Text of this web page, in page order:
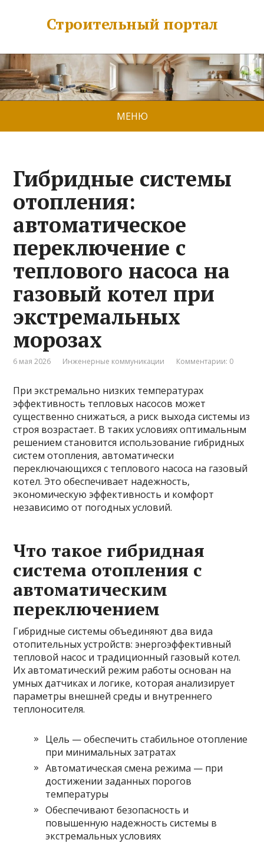
Строительный портал
МЕНЮ
Гибридные системы
отопления:
автоматическое
переключение с
теплового насоса на
газовый котел при
экстремальных
морозах
6 мая 2026 Инженерные коммуникации Комментарии: 0
При экстремально низких температурах
эффективность тепловых насосов может
существенно снижаться, а риск выхода системы из
строя возрастает. В таких условиях оптимальным
решением становится использование гибридных
систем отопления, автоматически
переключающихся с теплового насоса на газовый
котел. Это обеспечивает надежность,
экономическую эффективность и комфорт
независимо от погодных условий.
Что такое гибридная
система отопления с
автоматическим
переключением
Гибридные системы объединяют два вида
отопительных устройств: энергоэффективный
тепловой насос и традиционный газовый котел.
Их автоматический режим работы основан на
умных датчиках и логике, которая анализирует
параметры внешней среды и внутреннего
теплоносителя.
Цель — обеспечить стабильное отопление
при минимальных затратах
Автоматическая смена режима — при
достижении заданных порогов
температуры
Обеспечивают безопасность и
повышенную надежность системы в
экстремальных условиях